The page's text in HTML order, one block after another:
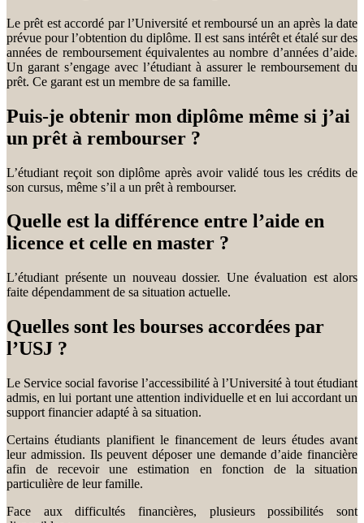
Le prêt est accordé par l’Université et remboursé un an après la date
prévue pour l’obtention du diplôme. Il est sans intérêt et étalé sur des
années de remboursement équivalentes au nombre d’années d’aide.
Un garant s’engage avec l’étudiant à assurer le remboursement du
prêt. Ce garant est un membre de sa famille.
Puis-je obtenir mon diplôme même si j’ai
un prêt à rembourser ?
L’étudiant reçoit son diplôme après avoir validé tous les crédits de
son cursus, même s’il a un prêt à rembourser.
Quelle est la différence entre l’aide en
licence et celle en master ?
L’étudiant présente un nouveau dossier. Une évaluation est alors
faite dépendamment de sa situation actuelle.
Quelles sont les bourses accordées par
l’USJ ?
Le Service social favorise l’accessibilité à l’Université à tout étudiant
admis, en lui portant une attention individuelle et en lui accordant un
support financier adapté à sa situation.
Certains étudiants planifient le financement de leurs études avant
leur admission. Ils peuvent déposer une demande d’aide financière
afin de recevoir une estimation en fonction de la situation
particulière de leur famille.
Face aux difficultés financières, plusieurs possibilités sont